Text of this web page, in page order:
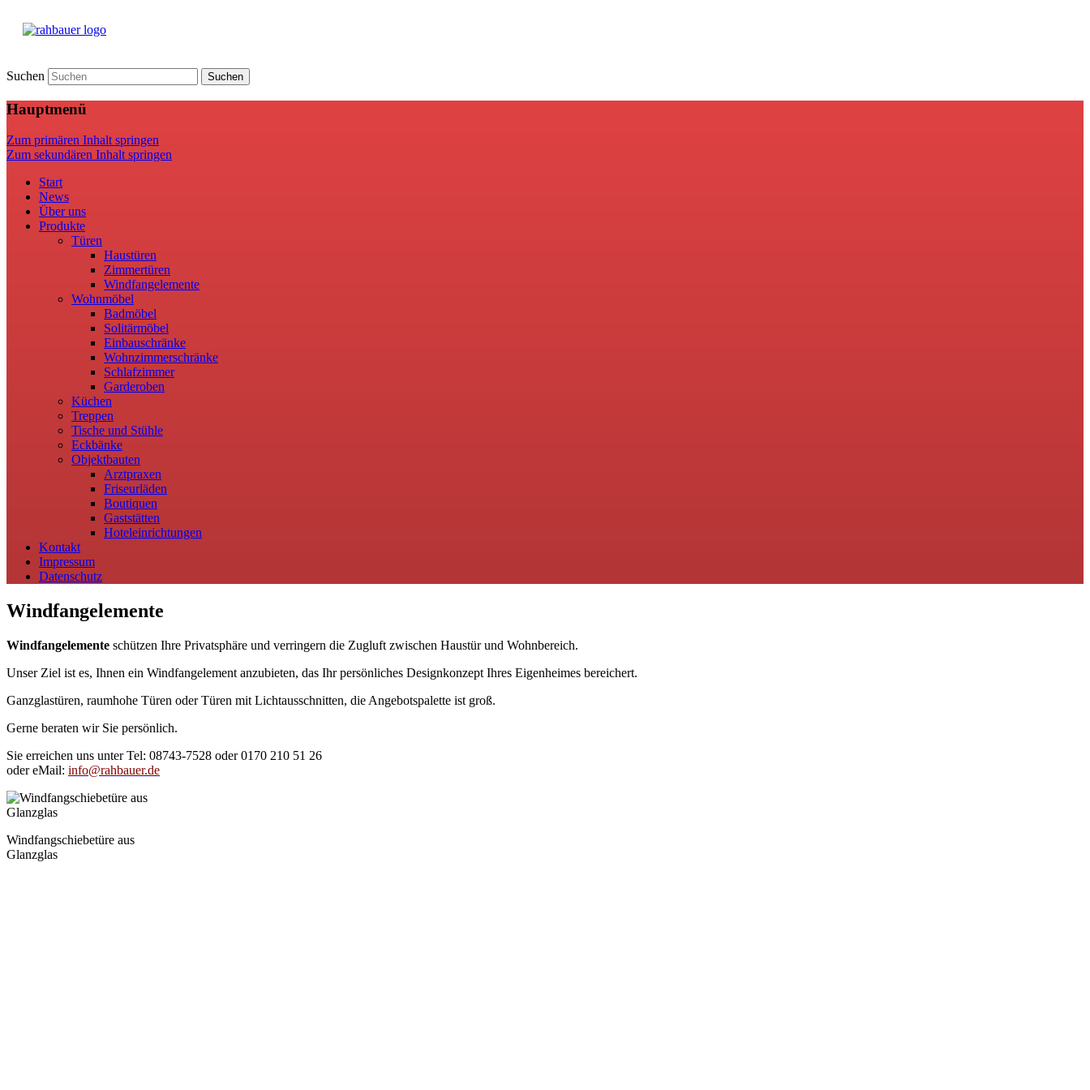
Suchen
Hauptmenü
Zum primären Inhalt springen
Zum sekundären Inhalt springen
Start
News
Über uns
Produkte
Türen
Haustüren
Zimmertüren
Windfangelemente
Wohnmöbel
Badmöbel
Solitärmöbel
Einbauschränke
Wohnzimmerschränke
Schlafzimmer
Garderoben
Küchen
Treppen
Tische und Stühle
Eckbänke
Objektbauten
Arztpraxen
Friseurläden
Boutiquen
Gaststätten
Hoteleinrichtungen
Kontakt
Impressum
Datenschutz
Windfangelemente
Windfangelemente schützen Ihre Privatsphäre und verringern die Zugluft zwischen Haustür und Wohnbereich.
Unser Ziel ist es, Ihnen ein Windfangelement anzubieten, das Ihr persönliches Designkonzept Ihres Eigenheimes bereichert.
Ganzglastüren, raumhohe Türen oder Türen mit Lichtausschnitten, die Angebotspalette ist groß.
Gerne beraten wir Sie persönlich.
Sie erreichen uns unter Tel: 08743-7528 oder 0170 210 51 26
oder eMail: info@rahbauer.de
Windfangschiebetüre aus
Glanzglas